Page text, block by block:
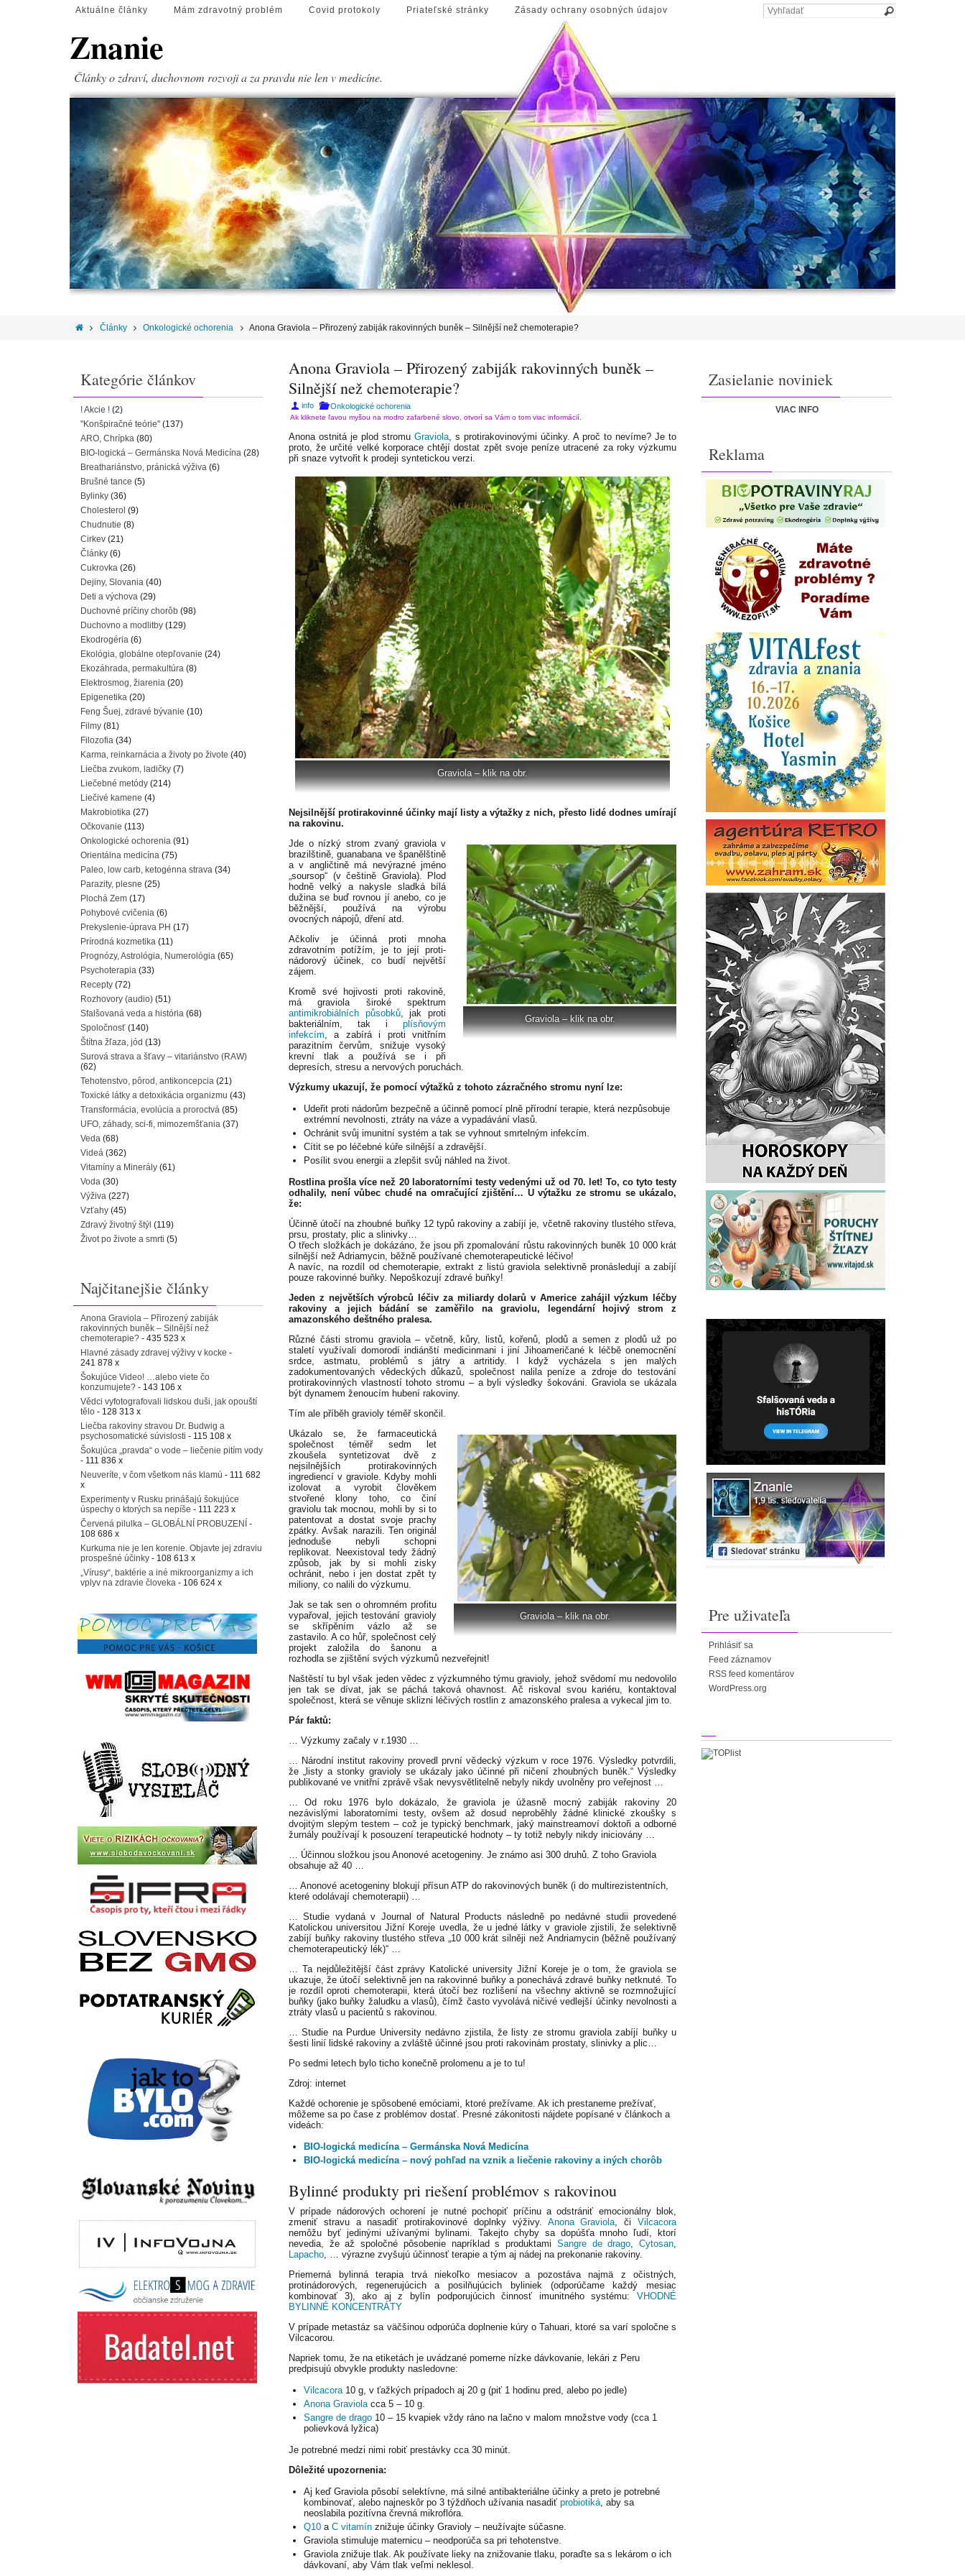
Aktuálne články Mám zdravotný problém Covid protokoly Priateľské stránky Zásady ochrany osobných údajov
Znanie
Články o zdraví, duchovnom rozvoji a za pravdu nie len v medicíne.
Články Onkologické ochorenia Anona Graviola – Přirozený zabiják rakovinných buněk – Silnější než chemoterapie?
Anona Graviola – Přirozený zabiják rakovinných buněk –
Silnější než chemoterapie?
info Onkologické ochorenia
Ak kliknete ľavou myšou na modro zafarbené slovo, otvorí sa Vám o tom viac informácií.
Anona ostnitá je plod stromu Graviola, s protirakovinovými účinky. A proč to nevíme? Je to
proto, že určité velké korporace chtějí dostat zpět svoje peníze utracené za roky výzkumu
při snaze vytvořit k prodeji syntetickou verzi.
Graviola – klik na obr.
Nejsilnější protirakovinné účinky mají listy a výtažky z nich, přesto lidé dodnes umírají
na rakovinu.
Graviola – klik na obr.
Jde o nízký strom zvaný graviola v
brazilštině, guanabana ve španělštině
a v angličtině má nevýrazné jméno
„soursop“ (v češtině Graviola). Plod
hodně velký a nakysle sladká bílá
dužina se buď rovnou jí anebo, co je
běžnější, používá na výrobu
ovocných nápojů, dření atd.
Ačkoliv je účinná proti mnoha
zdravotním potížím, je to její proti-
nádorový účinek, co budí největší
zájem.
Kromě své hojivosti proti rakovině,
má graviola široké spektrum
antimikrobiálních působků, jak proti
bakteriálním, tak i plísňovým
infekcím , a zabírá i proti vnitřním
parazitním červům, snižuje vysoký
krevní tlak a používá se i při
depresích, stresu a nervových poruchách.
Výzkumy ukazují, že pomocí výtažků z tohoto zázračného stromu nyní lze:
Udeřit proti nádorům bezpečně a účinně pomocí plně přírodní terapie, která nezpůsobuje
extrémní nevolnosti, ztráty na váze a vypadávání vlasů.
Ochránit svůj imunitní systém a tak se vyhnout smrtelným infekcím.
Cítit se po léčebné kúře silnější a zdravější.
Posílit svou energii a zlepšit svůj náhled na život.
Rostlina prošla více než 20 laboratorními testy vedenými už od 70. let! To, co tyto testy
odhalily, není vůbec chudé na omračující zjištění… U výtažku ze stromu se ukázalo,
že:
Účinně útočí na zhoubné buňky 12 typů rakoviny a zabíjí je, včetně rakoviny tlustého střeva,
prsu, prostaty, plic a slinivky…
O třech složkách je dokázáno, že jsou při zpomalování růstu rakovinných buněk 10 000 krát
silnější než Adriamycin, běžně používané chemoterapeutické léčivo!
A navíc, na rozdíl od chemoterapie, extrakt z listú graviola selektivně pronásledují a zabíjí
pouze rakovinné buňky. Nepoškozují zdravé buňky!
Jeden z největších výrobců léčiv za miliardy dolarů v Americe zahájil výzkum léčby
rakoviny a jejich bádání se zaměřilo na graviolu, legendární hojivý strom z
amazonského deštného pralesa.
Různé části stromu graviola – včetně, kůry, listů, kořenů, plodů a semen z plodů už po
staletí využívali domorodí indiánští medicinmani i jiní Jihoameričané k léčbě onemocnění
srdce, astmatu, problémů s játry a artritidy. I když vycházela s jen malých
zadokumentovaných vědeckých důkazů, společnost nalila peníze a zdroje do testování
protirakovinných vlastností tohoto stromu – a byli výsledky šokováni. Graviola se ukázala
být dynamem ženoucím hubení rakoviny.
Tím ale příběh gravioly téměř skončil.
Graviola – klik na obr.
Ukázalo se, že farmaceutická
společnost téměř sedm let
zkoušela syntetizovat dvě z
nejsilnějších protirakovinných
ingrediencí v graviole. Kdyby mohli
izolovat a vyrobit člověkem
stvořené klony toho, co činí
graviolu tak mocnou, mohli by si to
patentovat a dostat svoje prachy
zpátky. Avšak narazili. Ten originál
jednoduše nebyli schopni
replikovat. Neexistoval tedy žádný
způsob, jak by si mohli zisky
ochránit, nebo i jen dostat zpět ty
miliony, co nalili do výzkumu.
Jak se tak sen o ohromném profitu
vypařoval, jejich testování gravioly
se skřípěním vázlo až se
zastavilo. A co hůř, společnost celý
projekt založila do šanonu a
rozhodla se zjištění svých výzkumů nezveřejnit!
Naštěstí tu byl však jeden vědec z výzkumného týmu gravioly, jehož svědomí mu nedovolilo
jen tak se dívat, jak se páchá taková ohavnost. Ač riskoval svou kariéru, kontaktoval
společnost, která se věnuje sklizni léčivých rostlin z amazonského pralesa a vykecal jim to.
Pár faktů:
… Výzkumy začaly v r.1930 …
… Národní institut rakoviny provedl první vědecký výzkum v roce 1976. Výsledky potvrdili,
že „listy a stonky gravioly se ukázaly jako účinné při ničení zhoubných buněk.“ Výsledky
publikované ve vnitřní zprávě však nevysvětlitelně nebyly nikdy uvolněny pro veřejnost …
… Od roku 1976 bylo dokázalo, že graviola je úžasně mocný zabiják rakoviny 20
nezávislými laboratorními testy, ovšem až dosud neproběhly žádné klinické zkoušky s
dvojitým slepým testem – což je typický benchmark, jaký mainstreamoví doktoři a odborné
žurnály používají k posouzení terapeutické hodnoty – ty totiž nebyly nikdy iniciovány …
… Účinnou složkou jsou Anonové acetogeniny. Je známo asi 300 druhů. Z toho Graviola
obsahuje až 40 …
… Anonové acetogeniny blokují přísun ATP do rakovinových buněk (i do multirezistentních,
které odolávají chemoterapii) …
… Studie vydaná v Journal of Natural Products následně po nedávné studii provedené
Katolickou universitou Jižní Koreje uvedla, že u jedné látky v graviole zjistili, že selektivně
zabíjí buňky rakoviny tlustého střeva „10 000 krát silněji než Andriamycin (běžně používaný
chemoterapeutický lék)“ …
… Ta nejdůležitější část zprávy Katolické university Jižní Koreje je o tom, že graviola se
ukazuje, že útočí selektivně jen na rakovinné buňky a ponechává zdravé buňky netknuté. To
je rozdíl oproti chemoterapii, která útočí bez rozlišení na všechny aktivně se rozmnožující
buňky (jako buňky žaludku a vlasů), čímž často vyvolává ničivé vedlejší účinky nevolnosti a
ztráty vlasů u pacientů s rakovinou.
… Studie na Purdue University nedávno zjistila, že listy ze stromu graviola zabíjí buňky u
šesti linií lidské rakoviny a zvláště účinné jsou proti rakovinám prostaty, slinivky a plic…
Po sedmi letech bylo ticho konečně prolomenu a je to tu!
Zdroj: internet
Každé ochorenie je spôsobené emóciami, ktoré prežívame. Ak ich prestaneme prežívať,
môžeme sa po čase z problémov dostať. Presné zákonitosti nájdete popísané v článkoch a
videách:
BIO-logická medicína – Germánska Nová Medicína
BIO-logická medicína – nový pohľad na vznik a liečenie rakoviny a iných chorôb
Bylinné produkty pri riešení problémov s rakovinou
V prípade nádorových ochorení je nutné pochopiť príčinu a odstrániť emocionálny blok,
zmeniť stravu a nasadiť protirakovinové doplnky výživy. Anona Graviola , čiVilcacora
nemôžu byť jedinými užívanými bylinami. Takejto chyby sa dopúšťa mnoho ľudí, ktorí
nevedia, že až spoločné pôsobenie napríklad s produktami Sangre de drago ,Cytosan
Lapacho , … výrazne zvyšujú účinnosť terapie a tým aj nádej na prekonanie rakoviny.
Priemerná bylinná terapia trvá niekoľko mesiacov a pozostáva najmä z očistných,
protinádorových, regenerujúcich a posilňujúcich byliniek (odporúčame každý mesiac
kombinovať 3), ako aj z bylín podporujúcich činnosť imunitného systému: VHODNÉ
BYLINNÉ KONCENTRÁTY
V prípade metastáz sa väčšinou odporúča doplnenie kúry o Tahuari, ktoré sa varí spoločne s
Vilcacorou.
Napriek tomu, že na etiketách je uvádzané pomerne nízke dávkovanie, lekári z Peru
predpisujú obvykle produkty nasledovne:
Vilcacora10 g, v ťažkých prípadoch aj 20 g (piť 1 hodinu pred, alebo po jedle)
Anona Graviolacca 5 – 10 g.
Sangre de drago10 – 15 kvapiek vždy ráno na lačno v malom množstve vody (cca 1
polievková lyžica)
Je potrebné medzi nimi robiť prestávky cca 30 minút.
Dôležité upozornenia:
Aj keď Graviola pôsobí selektívne, má silné antibakteriálne účinky a preto je potrebné
kombinovať, alebo najneskôr po 3 týždňoch užívania nasadiť probiotiká, aby sa
neoslabila pozitívna črevná mikroflóra.
Q10a C vitamínznižuje účinky Gravioly – neužívajte súčasne.
Graviola stimuluje maternicu – neodporúča sa pri tehotenstve.
Graviola znižuje tlak. Ak používate lieky na znižovanie tlaku, poraďte sa s lekárom o ich
dávkovaní, aby Vám tlak veľmi neklesol.
Kategórie článkov
! Akcie ! (2)
"Konšpiračné teórie" (137)
ARO, Chrípka (80)
BIO-logická – Germánska Nová Medicína (28)
Breathariánstvo, pránická výživa (6)
Brušné tance (5)
Bylinky (36)
Cholesterol (9)
Chudnutie (8)
Cirkev (21)
Články (6)
Cukrovka (26)
Dejiny, Slovania (40)
Deti a výchova (29)
Duchovné príčiny chorôb (98)
Duchovno a modlitby (129)
Ekodrogéria (6)
Ekológia, globálne otepľovanie (24)
Ekozáhrada, permakultúra (8)
Elektrosmog, žiarenia (20)
Epigenetika (20)
Feng Šuej, zdravé bývanie (10)
Filmy (81)
Filozofia (34)
Karma, reinkarnácia a životy po živote (40)
Liečba zvukom, ladičky (7)
Liečebné metódy (214)
Liečivé kamene (4)
Makrobiotika (27)
Očkovanie (113)
Onkologické ochorenia (91)
Orientálna medicína (75)
Paleo, low carb, ketogénna strava (34)
Parazity, plesne (25)
Plochá Zem (17)
Pohybové cvičenia (6)
Prekyslenie-úprava PH (17)
Prírodná kozmetika (11)
Prognózy, Astrológia, Numerológia (65)
Psychoterapia (33)
Recepty (72)
Rozhovory (audio) (51)
Sfalšovaná veda a história (68)
Spoločnosť (140)
Štítna žľaza, jód (13)
Surová strava a šťavy – vitariánstvo (RAW)
(62)
Tehotenstvo, pôrod, antikoncepcia (21)
Toxické látky a detoxikácia organizmu (43)
Transformácia, evolúcia a proroctvá (85)
UFO, záhady, sci-fi, mimozemšťania (37)
Veda (68)
Videá (362)
Vitamíny a Minerály (61)
Voda (30)
Výživa (227)
Vzťahy (45)
Zdravý životný štýl (119)
Život po živote a smrti (5)
Najčitanejšie články
Anona Graviola – Přirozený zabiják
rakovinných buněk – Silnější než
chemoterapie? - 435 523 x
Hlavné zásady zdravej výživy v kocke -
241 878 x
Šokujúce Video! …alebo viete čo
konzumujete? - 143 106 x
Vědci vyfotografovali lidskou duši, jak opouští
tělo - 128 313 x
Liečba rakoviny stravou Dr. Budwig a
psychosomatické súvislosti - 115 108 x
Šokujúca „pravda“ o vode – liečenie pitím vody
- 111 836 x
Neuveríte, v čom všetkom nás klamú - 111 682
x
Experimenty v Rusku prinášajú šokujúce
úspechy o ktorých sa nepíše - 111 223 x
Červená pilulka – GLOBÁLNÍ PROBUZENÍ -
108 686 x
Kurkuma nie je len korenie. Objavte jej zdraviu
prospešné účinky - 108 613 x
„Vírusy“, baktérie a iné mikroorganizmy a ich
vplyv na zdravie človeka - 106 624 x
Zasielanie noviniek
VIAC INFO
Reklama
Pre uživateľa
Prihlásiť sa
Feed záznamov
RSS feed komentárov
WordPress.org